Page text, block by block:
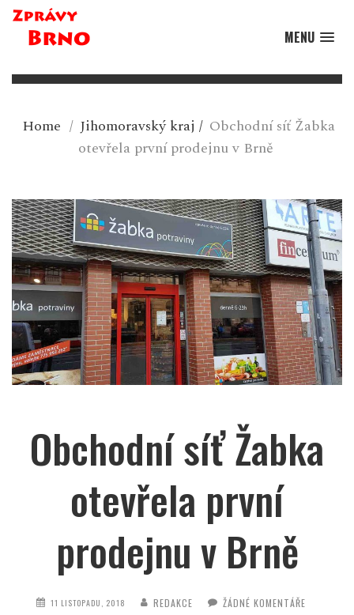
MENU
Home / Jihomoravský kraj / Obchodní síť Žabka
otevřela první prodejnu v Brně
Obchodní síť Žabka
otevřela první
prodejnu v Brně
11 LISTOPADU, 2018 REDAKCE ŽÁDNÉ KOMENTÁŘE